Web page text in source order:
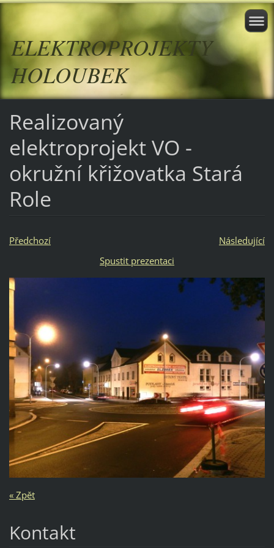
ELEKTROPROJEKTY
HOLOUBEK
Realizovaný
elektroprojekt VO -
okružní křižovatka Stará
Role
Předchozí
Následující
Spustit prezentaci
« Zpět
Kontakt